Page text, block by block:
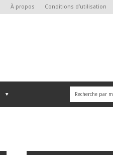
À propos Conditions d’utilisation